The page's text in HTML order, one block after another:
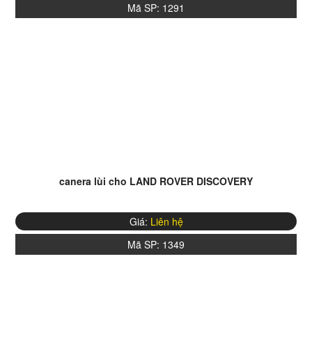
Mã SP: 1291
canera lùi cho LAND ROVER DISCOVERY
Giá: Liên hệ
Mã SP: 1349